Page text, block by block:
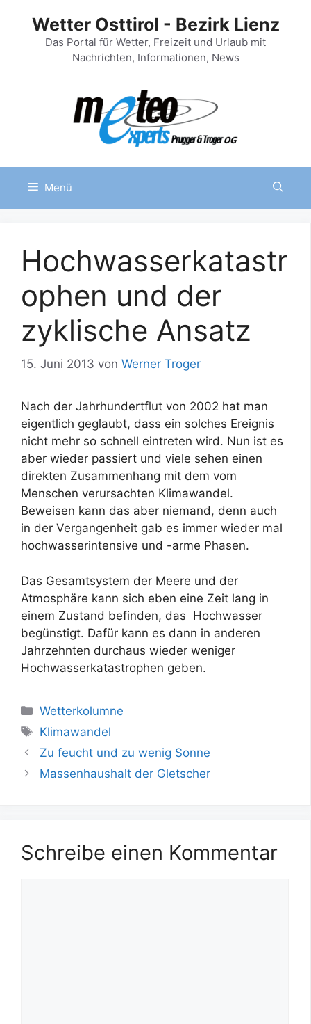
springen
Wetter Osttirol - Bezirk Lienz
Das Portal für Wetter, Freizeit und Urlaub mit
Nachrichten, Informationen, News
Menü
Hochwasserkatastr
ophen und der
zyklische Ansatz
15. Juni 2013 von Werner Troger
Nach der Jahrhundertflut von 2002 hat man
eigentlich geglaubt, dass ein solches Ereignis
nicht mehr so schnell eintreten wird. Nun ist es
aber wieder passiert und viele sehen einen
direkten Zusammenhang mit dem vom
Menschen verursachten Klimawandel.
Beweisen kann das aber niemand, denn auch
in der Vergangenheit gab es immer wieder mal
hochwasserintensive und -arme Phasen.
Das Gesamtsystem der Meere und der
Atmosphäre kann sich eben eine Zeit lang in
einem Zustand befinden, das Hochwasser
begünstigt. Dafür kann es dann in anderen
Jahrzehnten durchaus wieder weniger
Hochwasserkatastrophen geben.
Kategorien
Wetterkolumne
Schlagwörter
Klimawandel
Zu feucht und zu wenig Sonne
Massenhaushalt der Gletscher
Schreibe einen Kommentar